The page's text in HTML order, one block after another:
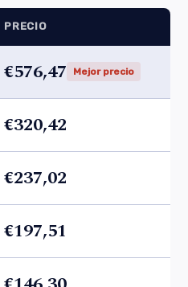
PRECIO
€576,47 Mejor precio
€320,42
€237,02
€197,51